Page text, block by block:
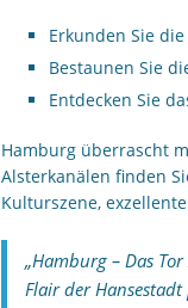
Erkunden Sie
Bestaunen Sie
Entdecken Sie
Hamburg überrascht
Alsterkanälen finden
Kulturszene,
„Hamburg – Das
Flair der